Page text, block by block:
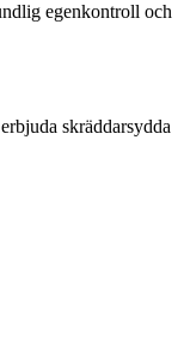
egenkontroll och
skräddarsydda